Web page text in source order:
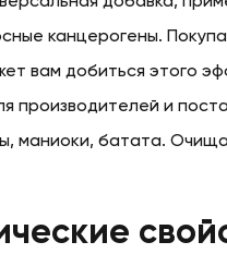
канцерогены.
вам добиться этого
производителей и
маниоки, батата.